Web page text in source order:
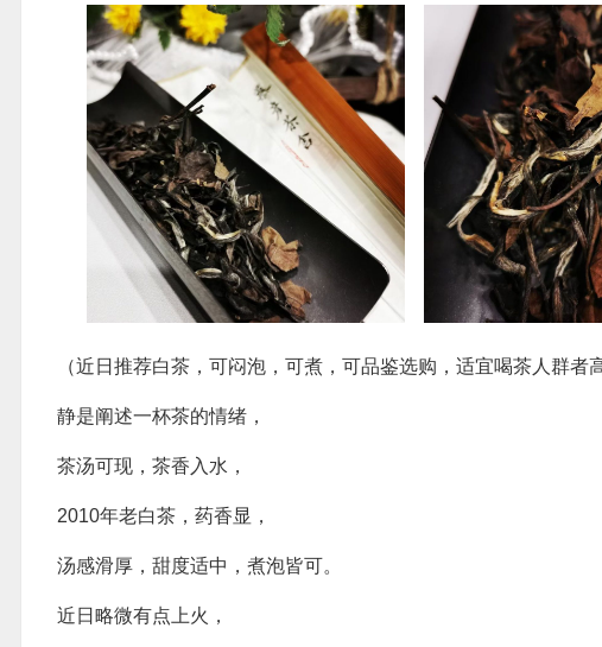
（近日推荐白茶，可闷泡，可煮，可品鉴选购，适宜喝茶人群者
静是阐述一杯茶的情绪，
​茶汤可现，茶香入水，
​2010年老白茶，药香显，
汤感滑厚，甜度适中，煮泡皆可。
​近日略微有点上火，